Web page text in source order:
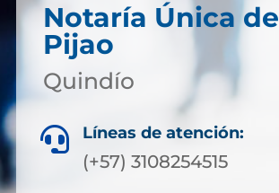
Notaría Única de
Pijao
Quindío
 Líneas de atención:
(+57) 3108254515